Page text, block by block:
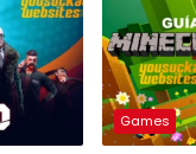
Games